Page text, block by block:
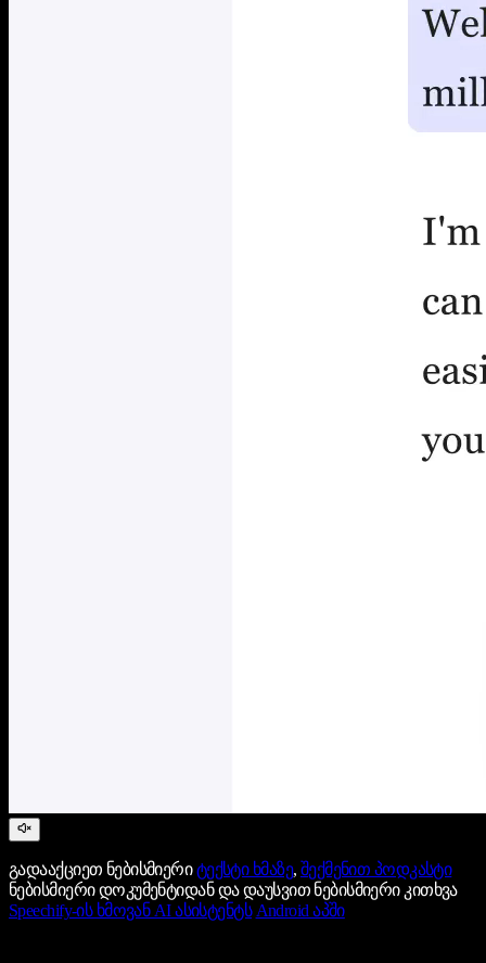
გადააქციეთ ნებისმიერიტექსტი ხმაზე, შექმენით პოდკასტი
ნებისმიერი დოკუმენტიდან და დაუსვით ნებისმიერი კითხვა
Speechify-ის ხმოვან AI ასისტენტს Android აპში